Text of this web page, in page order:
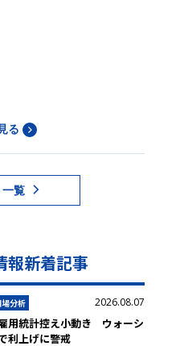
る
一覧
報新着記事
分析 2026.08.07
用統計控え小動き ウォーシ
利上げに警戒